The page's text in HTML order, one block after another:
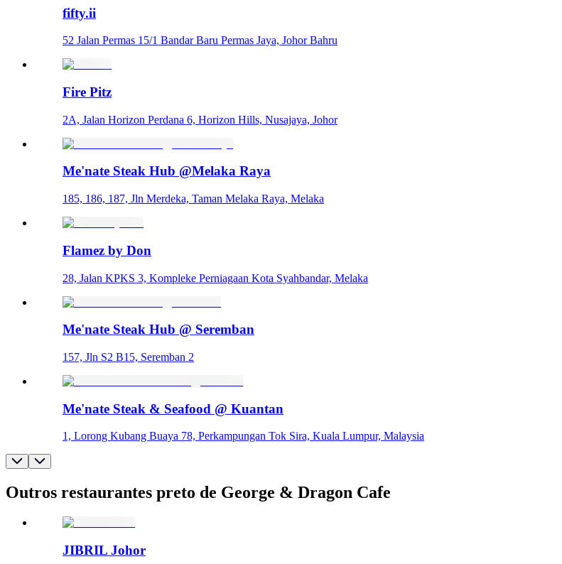
fifty.ii
52 Jalan Permas 15/1 Bandar Baru Permas Jaya, Johor Bahru
Fire Pitz
2A, Jalan Horizon Perdana 6, Horizon Hills, Nusajaya, Johor
Me'nate Steak Hub @Melaka Raya
185, 186, 187, Jln Merdeka, Taman Melaka Raya, Melaka
Flamez by Don
28, Jalan KPKS 3, Kompleke Perniagaan Kota Syahbandar, Melaka
Me'nate Steak Hub @ Seremban
157, Jln S2 B15, Seremban 2
Me'nate Steak & Seafood @ Kuantan
1, Lorong Kubang Buaya 78, Perkampungan Tok Sira, Kuala Lumpur, Malaysia
Outros restaurantes preto de George & Dragon Cafe
JIBRIL Johor